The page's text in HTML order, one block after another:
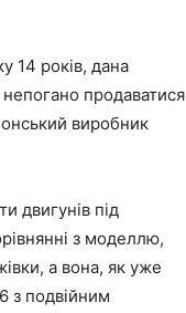
14 років, дана
продаватися
виробник
двигунів під
з моделлю,
а вона, як уже
з подвійним